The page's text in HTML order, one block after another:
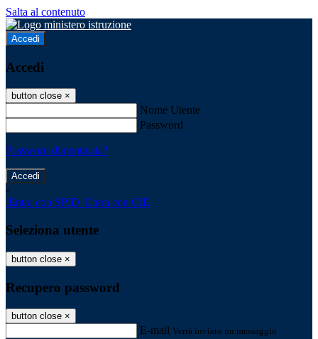
Salta al contenuto
Accedi
Accedi
button close ×
Nome Utente
Password
Password dimenticata?
-
Entra con SPID Entra con CIE
Seleziona utente
button close ×
Recupero password
button close ×
E-mail Verrà inviato un messaggio